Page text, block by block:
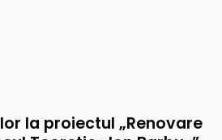
la proiectul „Renovare